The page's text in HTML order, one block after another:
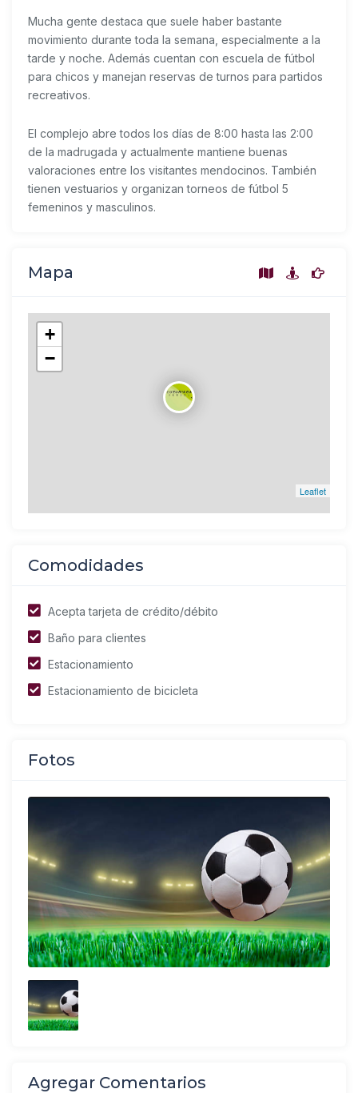
Mucha gente destaca que suele haber bastante
movimiento durante toda la semana, especialmente a la
tarde y noche. Además cuentan con escuela de fútbol
para chicos y manejan reservas de turnos para partidos
recreativos.
El complejo abre todos los días de 8:00 hasta las 2:00
de la madrugada y actualmente mantiene buenas
valoraciones entre los visitantes mendocinos. También
tienen vestuarios y organizan torneos de fútbol 5
femeninos y masculinos.
Mapa
+
−
Leaflet
Comodidades
Acepta tarjeta de crédito/débito
Baño para clientes
Estacionamiento
Estacionamiento de bicicleta
Fotos
Agregar Comentarios